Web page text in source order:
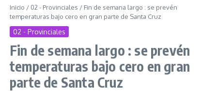
Inicio / 02 - Provinciales / Fin de semana largo : se prevén
temperaturas bajo cero en gran parte de Santa Cruz
02 - Provinciales
Fin de semana largo : se prevén
temperaturas bajo cero en gran
parte de Santa Cruz